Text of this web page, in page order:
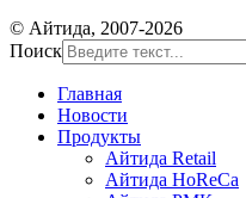
© Айтида, 2007-2026
Поиск
Главная
Новости
Продукты
Айтида Retail
Айтида HoReCa